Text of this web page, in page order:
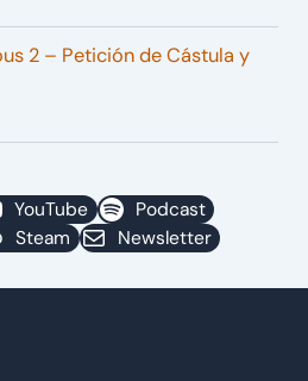
2 – Petición de Cástula y
YouTube
Podcast
Steam Newsletter